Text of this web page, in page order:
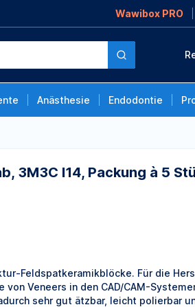
Wawibox PRO
Anästhesie Endodontie
3M3C I14, Packung à 5
Feldspatkeramikblöcke. Für die
von Veneers in den CAD/CAM-
sehr gut ätzbar, leicht polierbar